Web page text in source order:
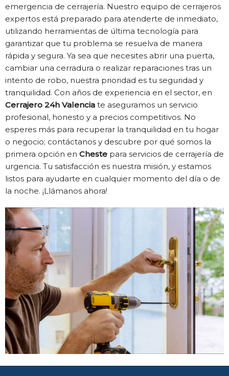
emergencia de cerrajería. Nuestro equipo de cerrajeros
expertos está preparado para atenderte de inmediato,
utilizando herramientas de última tecnología para
garantizar que tu problema se resuelva de manera
rápida y segura. Ya sea que necesites abrir una puerta,
cambiar una cerradura o realizar reparaciones tras un
intento de robo, nuestra prioridad es tu seguridad y
tranquilidad. Con años de experiencia en el sector, en
Cerrajero 24h Valencia te aseguramos un servicio
profesional, honesto y a precios competitivos. No
esperes más para recuperar la tranquilidad en tu hogar
o negocio; contáctanos y descubre por qué somos la
primera opción en Cheste para servicios de cerrajería de
urgencia. Tu satisfacción es nuestra misión, y estamos
listos para ayudarte en cualquier momento del día o de
la noche. ¡Llámanos ahora!